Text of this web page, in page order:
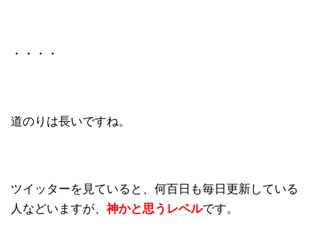
・・・・
道のりは長いですね。
ツイッターを見ていると、何百日も毎日更新している
人などいますが、神かと思うレベルです。